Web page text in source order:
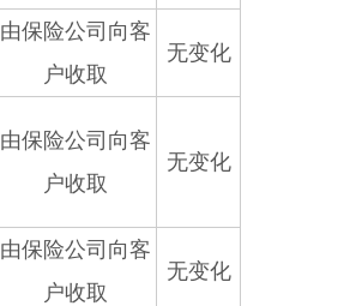
由保险公司向客
户收取
无变化
由保险公司向客
户收取
无变化
由保险公司向客
户收取
无变化